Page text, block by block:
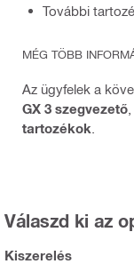
További
MÉG TÖBB
Az ügyfelek a
GX 3 szegvezető
tartozékok
Válaszd ki az
Kiszerelés